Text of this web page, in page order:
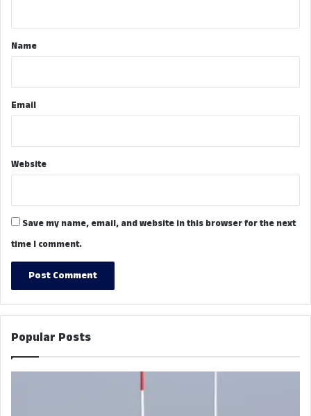
*Name
Email
Website
Save my name, email, and website in this browser for the next
time I comment.
Popular Posts